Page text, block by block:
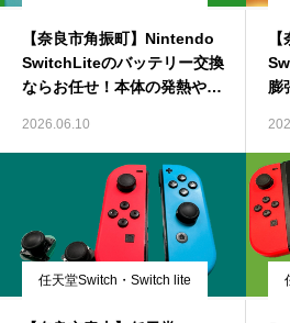
【奈良市角振町】Nintendo
SwitchLiteのバッテリー交換
ならお任せ！本体の発熱や充
2026.06.10
膨
任天堂Switch・Switch lite